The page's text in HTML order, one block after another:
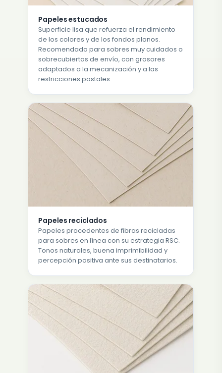
Papeles estucados
Superficie lisa que refuerza el rendimiento
de los colores y de los fondos planos.
Recomendado para sobres muy cuidados o
sobrecubiertas de envío, con grosores
adaptados a la mecanización y a las
restricciones postales.
Papeles reciclados
Papeles procedentes de fibras recicladas
para sobres en línea con su estrategia RSC.
Tonos naturales, buena imprimibilidad y
percepción positiva ante sus destinatarios.